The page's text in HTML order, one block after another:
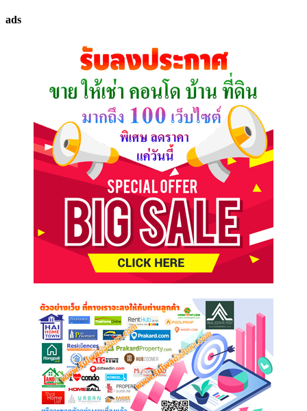
ที่
ads